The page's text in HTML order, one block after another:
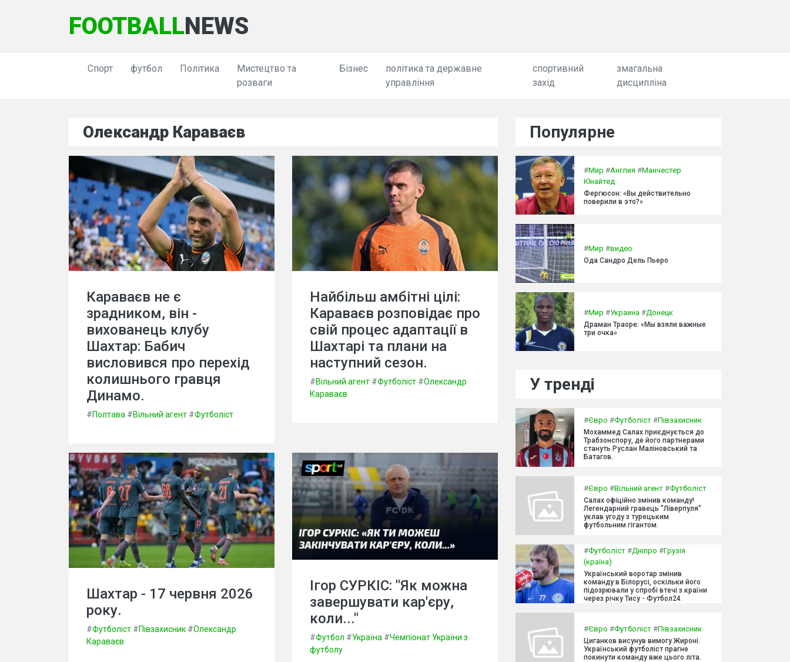
FOOTBALLNEWS
Спорт футбол Політика
Мистецтво та
розваги
Бізнес
політика та державне
управління
спортивний
захід
змагальна
дисципліна
Олександр Караваєв
Караваєв не є
зрадником, він -
вихованець клубу
Шахтар: Бабич
висловився про перехід
колишнього гравця
Динамо.
#Полтава #Вільний агент #Футболіст
Найбільш амбітні цілі:
Караваєв розповідає про
свій процес адаптації в
Шахтарі та плани на
наступний сезон.
#Вільний агент #Футболіст #Олександр
Караваєв
Шахтар - 17 червня 2026
року.
#Футболіст #Півзахисник #Олександр
Караваєв
Ігор СУРКІС: "Як можна
завершувати кар'єру,
коли..."
#Футбол #Україна #Чемпіонат України з
футболу
Популярне
#Мир #Англия #Манчестер
Юнайтед
Фергюсон: «Вы действительно
поверили в это?»
#Мир #видео
Ода Сандро Дель Пьеро
#Мир #Украина #Донецк
Драман Траоре: «Мы взяли важные
три очка»
У тренді
#Євро #Футболіст #Півзахисник
Мохаммед Салах приєднується до
Трабзонспору, де його партнерами
стануть Руслан Маліновський та
Батагов.
#Євро #Вільний агент #Футболіст
Салах офіційно змінив команду!
Легендарний гравець "Ліверпуля"
уклав угоду з турецьким
футбольним гігантом.
#Футболіст #Дніпро #Грузія
(країна)
Український воротар змінив
команду в Білорусі, оскільки його
підозрювали у спробі втечі з країни
через річку Тису - Футбол24.
#Євро #Футболіст #Півзахисник
Циганков висунув вимогу Жироні.
Український футболіст прагне
покинути команду вже цього літа.